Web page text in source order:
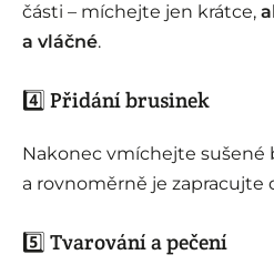
části – míchejte jen krátce,
a vláčné.
4️⃣ Přidání brusinek
Nakonec vmíchejte sušené
a rovnoměrně je zapracujte
5️⃣ Tvarování a pečení